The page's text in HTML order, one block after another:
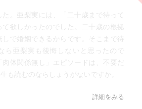
た。亜梨実には、「二十歳まで待って
欲しかったのでした。二十歳の根拠
しで婚姻できるからです。そこまで待
ら亜梨実も後悔しないと思ったので
体関係無し」エピソードは、不要だ
も読むのならしょうがないですか。
詳細をみる